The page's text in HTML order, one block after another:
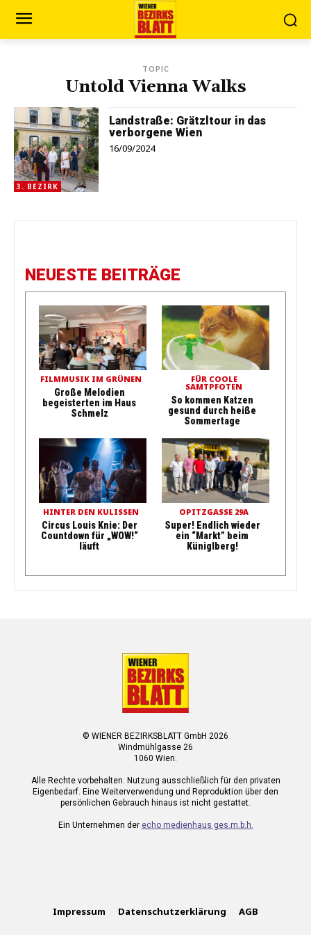
TOPIC
Untold Vienna Walks
3. BEZIRK
Landstraße: Grätzltour in das
verborgene Wien
16/09/2024
NEUESTE BEITRÄGE
FILMMUSIK IM GRÜNEN
Große Melodien
begeisterten im Haus
Schmelz
FÜR COOLE
SAMTPFOTEN
So kommen Katzen
gesund durch heiße
Sommertage
HINTER DEN KULISSEN
Circus Louis Knie: Der
Countdown für „WOW!“
läuft
OPITZGASSE 29A
Super! Endlich wieder
ein “Markt” beim
Küniglberg!
© WIENER BEZIRKSBLATT GmbH 2026
Windmühlgasse 26
1060 Wien.
Alle Rechte vorbehalten. Nutzung ausschließlich für den privaten
Eigenbedarf. Eine Weiterverwendung und Reproduktion über den
persönlichen Gebrauch hinaus ist nicht gestattet.
Ein Unternehmen der echo medienhaus ges.m.b.h.
Impressum Datenschutzerklärung AGB